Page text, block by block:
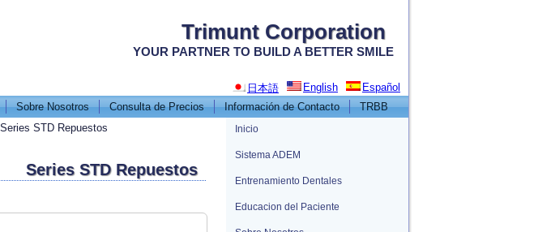
Trimunt Corporation
YOUR PARTNER TO BUILD A BETTER SMILE
Español
English
日本語
Sobre Nosotros Consulta de Precios Información de Contacto
TRBB
Series STD Repuestos
Series STD Repuestos
Inicio
Sistema ADEM
Entrenamiento Dentales
Educacion del Paciente